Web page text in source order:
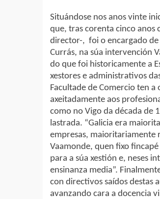
Situándose nos anos vinte
que, tras corenta cinco anos
director-, foi o encargado
Currás, na súa intervención
do que foi historicamente a
xestores e administrativos
Facultade de Comercio ten
axeitadamente aos
como no Vigo da década de
lastrada. “Galicia era
empresas, maioritariamente
Vaamonde, quen fixo
para a súa xestión e, neses
ensinanza media”.
con directivos saídos destas
avanzando cara a docencia